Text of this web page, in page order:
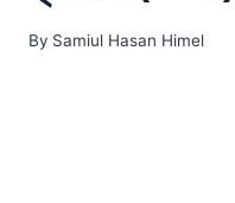
By Samiul Hasan Himel